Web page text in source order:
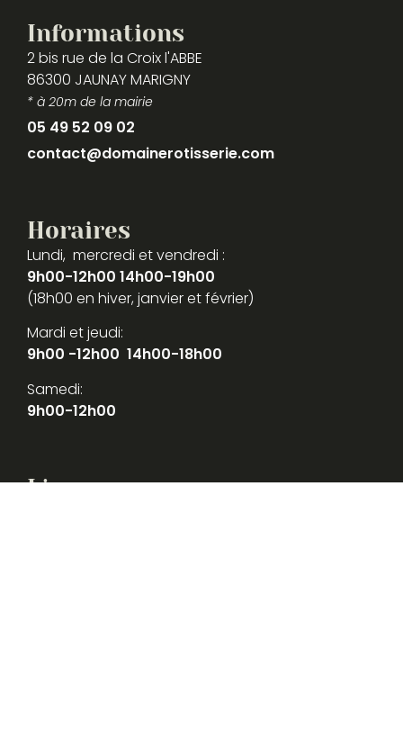
Informations
2 bis rue de la Croix l'ABBE
86300 JAUNAY MARIGNY
* à 20m de la mairie
05 49 52 09 02
contact@domainerotisserie.com
Horaires
Lundi, mercredi et vendredi :
9h00-12h00 14h00-19h00
(18h00 en hiver, janvier et février)
Mardi et jeudi:
9h00 -12h00 14h00-18h00
Samedi:
9h00-12h00
Liens